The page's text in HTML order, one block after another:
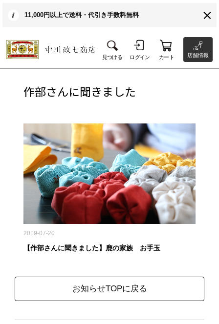
11,000円以上で送料・代引き手数料無料
見つける ログイン カート 店舗情報
作部さんに聞きました
2019-07-20
【作部さんに聞きました】鹿の家族 お手玉
お知らせTOPに戻る